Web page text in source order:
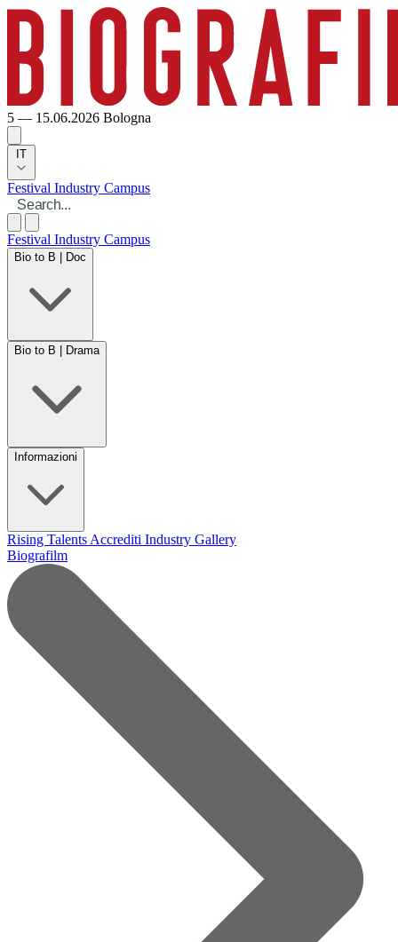
5 — 15.06.2026 Bologna
IT
Festival Industry Campus
Festival Industry Campus
Bio to B | Doc
Bio to B | Drama
Informazioni
Rising Talents Accrediti Industry Gallery
Biografilm